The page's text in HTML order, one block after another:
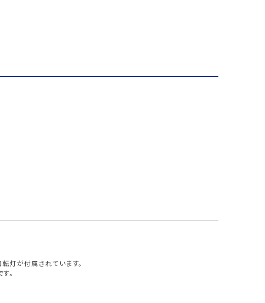
灯が付属されています。
。